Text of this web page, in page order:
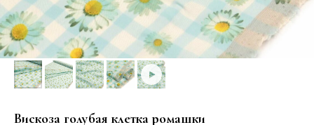
Вискоза голубая клетка ромашки